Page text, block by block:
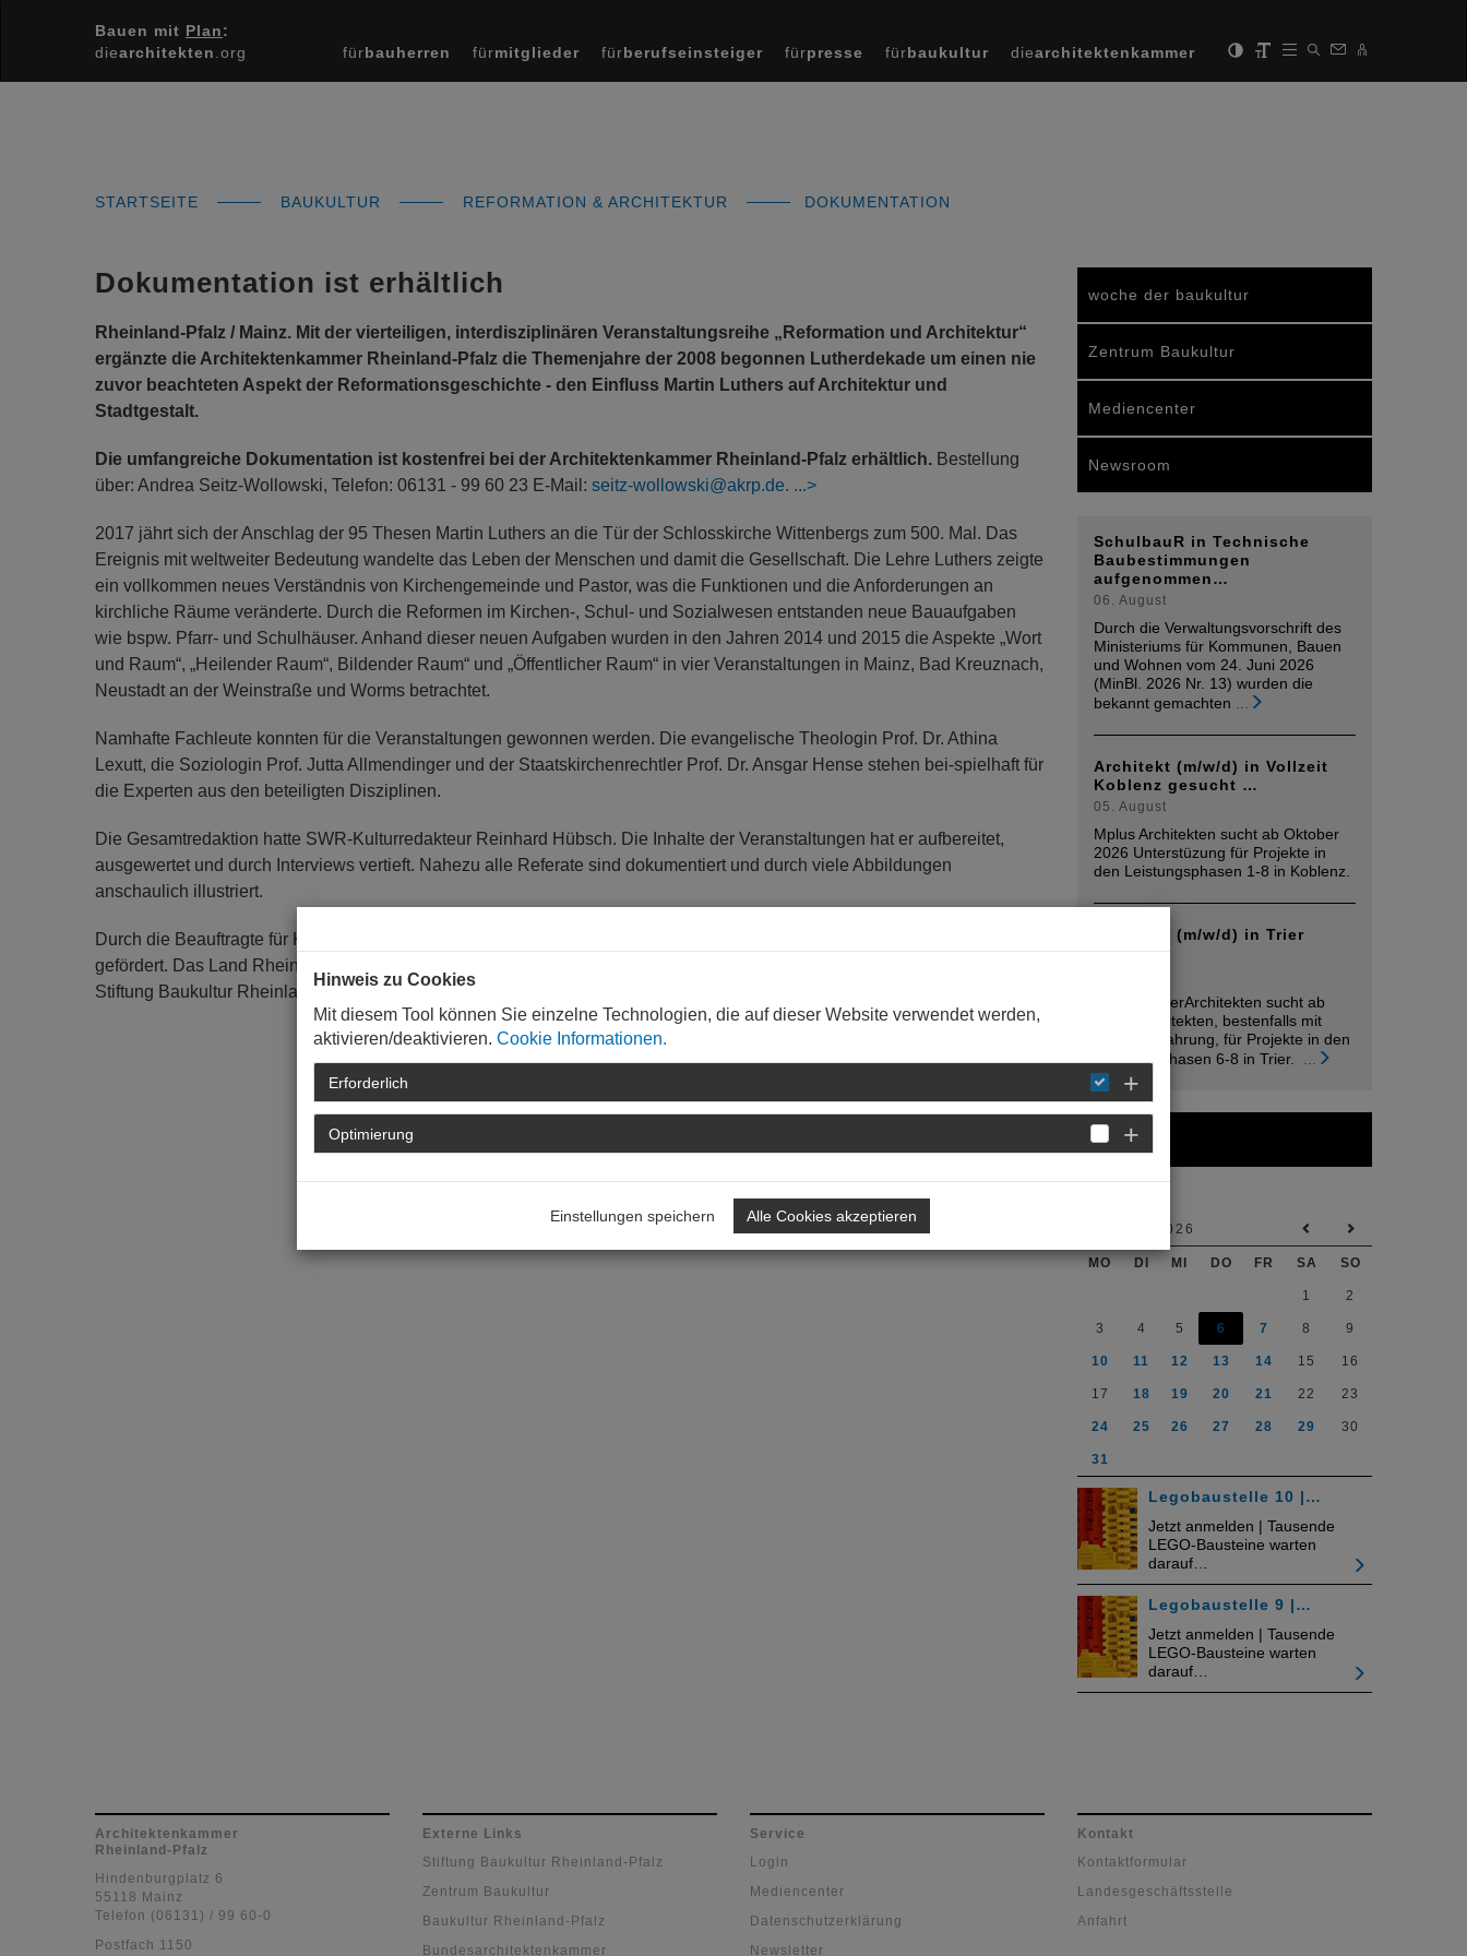
Bauen mit Plan:
diearchitekten .org fürbauherren fürmitglieder fürberufseinsteiger fürpresse fürbaukultur diearchitektenkammer
STARTSEITE BAUKULTUR REFORMATION & ARCHITEKTUR DOKUMENTATION
Dokumentation ist erhältlich
Rheinland-Pfalz / Mainz. Mit der vierteiligen, interdisziplinären Veranstaltungsreihe „Reformation und Architektur“
ergänzte die Architektenkammer Rheinland-Pfalz die Themenjahre der 2008 begonnen Lutherdekade um einen nie
zuvor beachteten Aspekt der Reformationsgeschichte - den Einfluss Martin Luthers auf Architektur und
Stadtgestalt.
Die umfangreiche Dokumentation ist kostenfrei bei der Architektenkammer Rheinland-Pfalz erhältlich. Bestellung
über: Andrea Seitz-Wollowski, Telefon: 06131 - 99 60 23 E-Mail: seitz-wollowski@akrp.de.
2017 jährt sich der Anschlag der 95 Thesen Martin Luthers an die Tür der Schlosskirche Wittenbergs zum 500. Mal. Das
Ereignis mit weltweiter Bedeutung wandelte das Leben der Menschen und damit die Gesellschaft. Die Lehre Luthers zeigte
ein vollkommen neues Verständnis von Kirchengemeinde und Pastor, was die Funktionen und die Anforderungen an
kirchliche Räume veränderte. Durch die Reformen im Kirchen-, Schul- und Sozialwesen entstanden neue Bauaufgaben
wie bspw. Pfarr- und Schulhäuser. Anhand dieser neuen Aufgaben wurden in den Jahren 2014 und 2015 die Aspekte „Wort
und Raum“, „Heilender Raum“, Bildender Raum“ und „Öffentlicher Raum“ in vier Veranstaltungen in Mainz, Bad Kreuznach,
Neustadt an der Weinstraße und Worms betrachtet.
Namhafte Fachleute konnten für die Veranstaltungen gewonnen werden. Die evangelische Theologin Prof. Dr. Athina
Lexutt, die Soziologin Prof. Jutta Allmendinger und der Staatskirchenrechtler Prof. Dr. Ansgar Hense stehen bei-spielhaft für
die Experten aus den beteiligten Disziplinen.
Die Gesamtredaktion hatte SWR-Kulturredakteur Reinhard Hübsch. Die Inhalte der Veranstaltungen hat er aufbereitet,
ausgewertet und durch Interviews vertieft. Nahezu alle Referate sind dokumentiert und durch viele Abbildungen
anschaulich illustriert.
Durch die Beauftragte für Kultur und Medien der Bundesregierung, Prof. Monika Grütters, ist das Projekt maßgeblich
gefördert. Das Land Rheinland-Pfalz, hier das Ministerium für Bildung, Wissenschaft, Weiterbildung und Kultur, und die
Stiftung Baukultur Rheinland-Pfalz sind weitere Förderer.
woche der baukultur
Zentrum Baukultur
Mediencenter
Newsroom
SchulbauR in Technische
Baubestimmungen
aufgenommen…
06. August
Durch die Verwaltungsvorschrift des
Ministeriums für Kommunen, Bauen
und Wohnen vom 24. Juni 2026
(MinBl. 2026 Nr. 13) wurden die
bekannt gemachten
Architekt (m/w/d) in Vollzeit
Koblenz gesucht …
05. August
Mplus Architekten sucht ab Oktober
2026 Unterstüzung für Projekte in
den Leistungsphasen 1-8 in Koblenz.
Architekt (m/w/d) in Trier
gesucht
raumwandlerArchitekten sucht ab
sofort Architekten, bestenfalls mit
Berufsehrfahrung, für Projekte in den
Leistungsphasen 6-8 in Trier.
Kalender
AUGUST 2026
MO DI MI DO FR SA SO
1 2
3 4 5 6 7 8 9
10 11 12 13 14 15 16
17 18 19 20 21 22 23
24 25 26 27 28 29 30
31
Legobaustelle 10 |…
Jetzt anmelden | Tausende
LEGO-Bausteine warten
darauf…
Legobaustelle 9 |…
Jetzt anmelden | Tausende
LEGO-Bausteine warten
darauf…
Architektenkammer
Rheinland-Pfalz
Hindenburgplatz 6
55118 Mainz
Telefon (06131) / 99 60-0
Postfach 1150
Externe Links
Stiftung Baukultur Rheinland-Pfalz
Zentrum Baukultur
Baukultur Rheinland-Pfalz
Bundesarchitektenkammer
Service
Login
Mediencenter
Datenschutzerklärung
Newsletter
Kontakt
Kontaktformular
Landesgeschäftsstelle
Anfahrt
Hinweis zu Cookies
Mit diesem Tool können Sie einzelne Technologien, die auf dieser Website verwendet werden,
aktivieren/deaktivieren. Cookie Informationen.
Erforderlich
Optimierung
Einstellungen speichern Alle Cookies akzeptieren